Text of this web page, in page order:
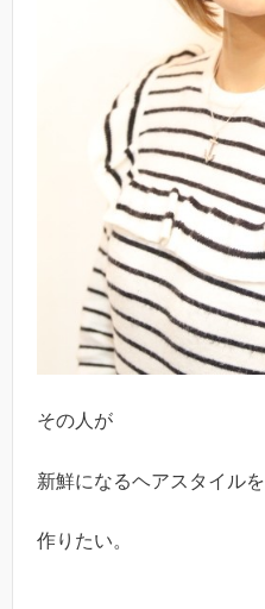
その人が
新鮮になるヘアスタイルを
作りたい。